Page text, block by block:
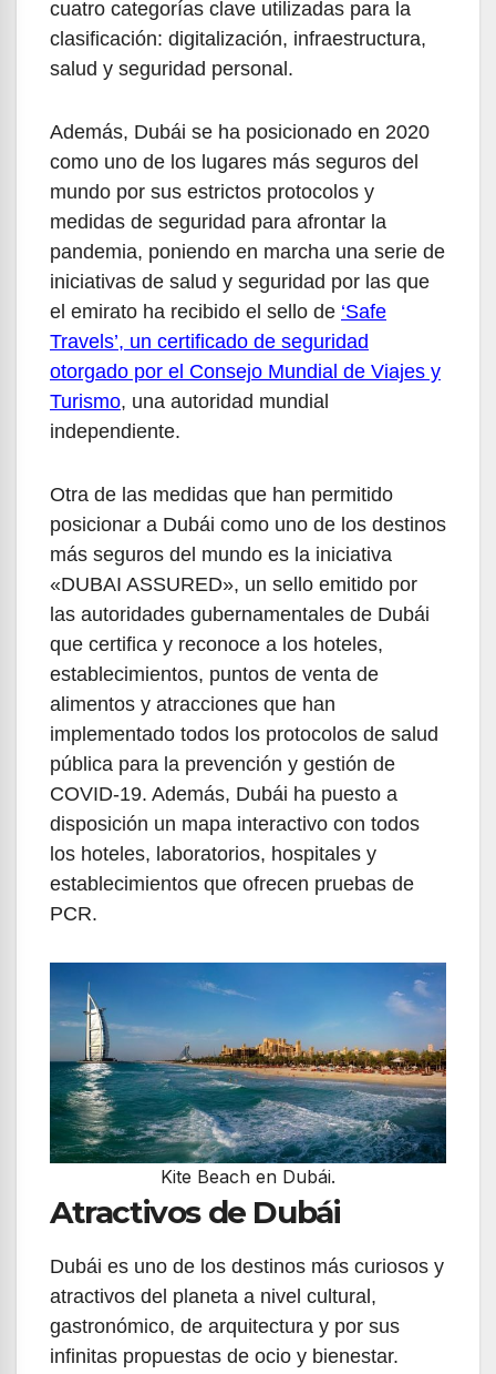
cuatro categorías clave utilizadas para la
clasificación: digitalización, infraestructura,
salud y seguridad personal.
Además, Dubái se ha posicionado en 2020
como uno de los lugares más seguros del
mundo por sus estrictos protocolos y
medidas de seguridad para afrontar la
pandemia, poniendo en marcha una serie de
iniciativas de salud y seguridad por las que
el emirato ha recibido el sello de ‘Safe
Travels’, un certificado de seguridad
otorgado por el Consejo Mundial de Viajes y
Turismo, una autoridad mundial
independiente.
Otra de las medidas que han permitido
posicionar a Dubái como uno de los destinos
más seguros del mundo es la iniciativa
«DUBAI ASSURED», un sello emitido por
las autoridades gubernamentales de Dubái
que certifica y reconoce a los hoteles,
establecimientos, puntos de venta de
alimentos y atracciones que han
implementado todos los protocolos de salud
pública para la prevención y gestión de
COVID-19. Además, Dubái ha puesto a
disposición un mapa interactivo con todos
los hoteles, laboratorios, hospitales y
establecimientos que ofrecen pruebas de
PCR.
Kite Beach en Dubái.
Atractivos de Dubái
Dubái es uno de los destinos más curiosos y
atractivos del planeta a nivel cultural,
gastronómico, de arquitectura y por sus
infinitas propuestas de ocio y bienestar.